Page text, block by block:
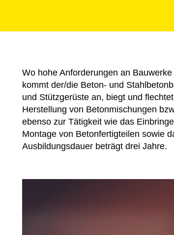
Wo hohe Anforderungen an
kommt der/die Beton- und
und Stützgerüste an, biegt und
Herstellung von Betonmischungen
ebenso zur Tätigkeit wie das
Montage von Betonfertigteilen sowie
Ausbildungsdauer beträgt drei Jahre.